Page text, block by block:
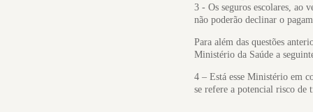
3 - Os seguros escolares, ao
não poderão declinar o
Para além das questões
Ministério da Saúde a
4 – Está esse Ministério em
se refere a potencial risco de